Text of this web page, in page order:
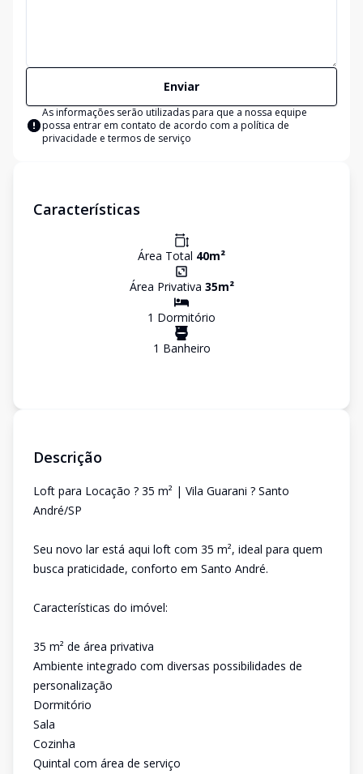
Enviar
As informações serão utilizadas para que a nossa equipe
possa entrar em contato de acordo com a política de
privacidade e termos de serviço
Características
Área Total 40m²
Área Privativa 35m²
1 Dormitório
1 Banheiro
Descrição
Loft para Locação ? 35 m² | Vila Guarani ? Santo
André/SP
Seu novo lar está aqui loft com 35 m², ideal para quem
busca praticidade, conforto em Santo André.
Características do imóvel:
35 m² de área privativa
Ambiente integrado com diversas possibilidades de
personalização
Dormitório
Sala
Cozinha
Quintal com área de serviço